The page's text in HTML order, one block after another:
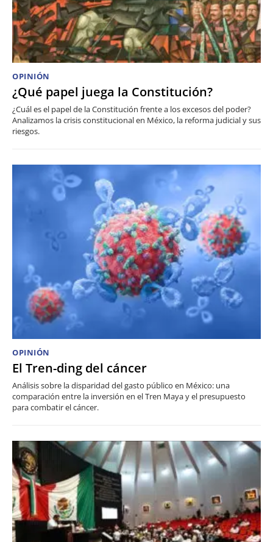
OPINIÓN
¿Qué papel juega la Constitución?
¿Cuál es el papel de la Constitución frente a los excesos del poder?
Analizamos la crisis constitucional en México, la reforma judicial y sus
riesgos.
OPINIÓN
El Tren-ding del cáncer
Análisis sobre la disparidad del gasto público en México: una
comparación entre la inversión en el Tren Maya y el presupuesto
para combatir el cáncer.